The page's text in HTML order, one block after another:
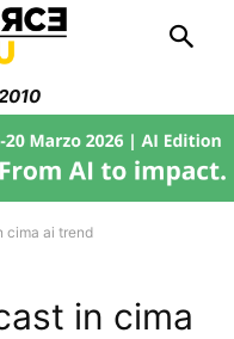
cima ai trend
in cima